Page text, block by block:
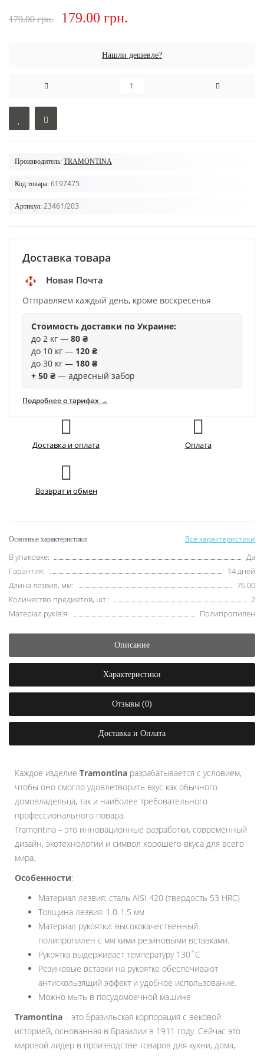
179.00 грн. 179.00 грн.
Нашли дешевле?
Производитель: TRAMONTINA
Код товара: 6197475
Артикул: 23461/203
Доставка товара
Новая Почта
Отправляем каждый день, кроме воскресенья
Стоимость доставки по Украине:
до 2 кг — 80 ₴
до 10 кг — 120 ₴
до 30 кг — 180 ₴
+ 50 ₴ — адресный забор
Подробнее о тарифах →
Доставка и оплата Оплата
Возврат и обмен
Основные характеристики Все характеристики
В упаковке:
Да
Гарантия:
14 дней
Длина лезвия, мм:
76.00
Количество предметов, шт.:
2
Матеріал руків'я:
Полипропилен
Описание
Характеристики
Отзывы (0)
Доставка и Оплата
Каждое изделие Tramontina разрабатывается с условием,
чтобы оно смогло удовлетворить вкус как обычного
домовладельца, так и наиболее требовательного
профессионального повара.
Tramontina – это инновационные разработки, современный
дизайн, экотехнологии и символ хорошего вкуса для всего
мира.
Особенности:
Материал лезвия: сталь AISI 420 (твердость 53 HRC)
Толщина лезвия: 1.0-1.5 мм
Материал рукоятки: высококачественный
полипропилен с мягкими резиновыми вставками.
Рукоятка выдерживает температуру 130˚С
Резиновые вставки на рукоятке обеспечивают
антискользящий эффект и удобное использование.
Можно мыть в посудомоечной машине
Tramontina – это бразильская корпорация с вековой
историей, основанная в Бразилии в 1911 году. Сейчас это
мировой лидер в производстве товаров для кухни, дома,